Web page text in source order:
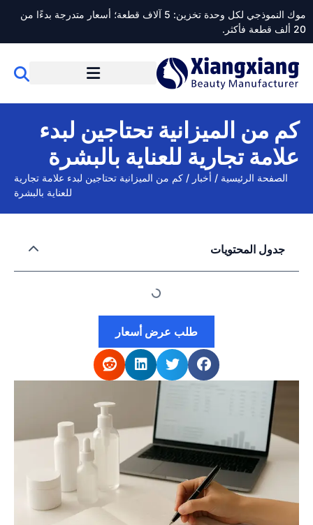
موك النموذجي لكل وحدة تخزين: 5 آلاف قطعة؛ أسعار متدرجة بدءًا من
20 ألف قطعة فأكثر.
كم من الميزانية تحتاجين لبدء
علامة تجارية للعناية بالبشرة
الصفحة الرئيسية / أخبار / كم من الميزانية تحتاجين لبدء علامة تجارية
للعناية بالبشرة
جدول المحتويات
طلب عرض أسعار